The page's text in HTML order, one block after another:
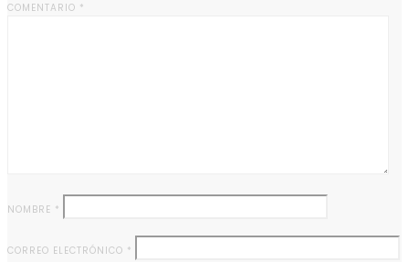
COMENTARIO *
NOMBRE *
CORREO ELECTRÓNICO *